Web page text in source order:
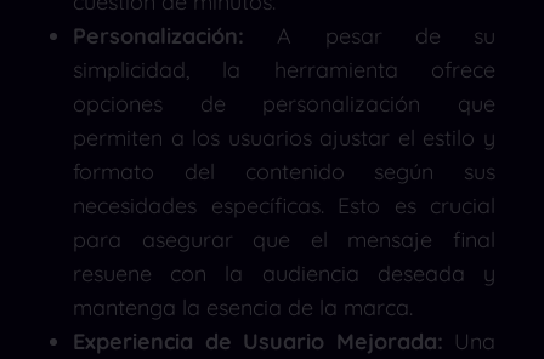
Personalización: A pesar de su
simplicidad, la herramienta ofrece
opciones de personalización que
permiten a los usuarios ajustar el estilo y
formato del contenido según sus
necesidades específicas. Esto es crucial
para asegurar que el mensaje final
resuene con la audiencia deseada y
mantenga la esencia de la marca.
Experiencia de Usuario Mejorada: Una